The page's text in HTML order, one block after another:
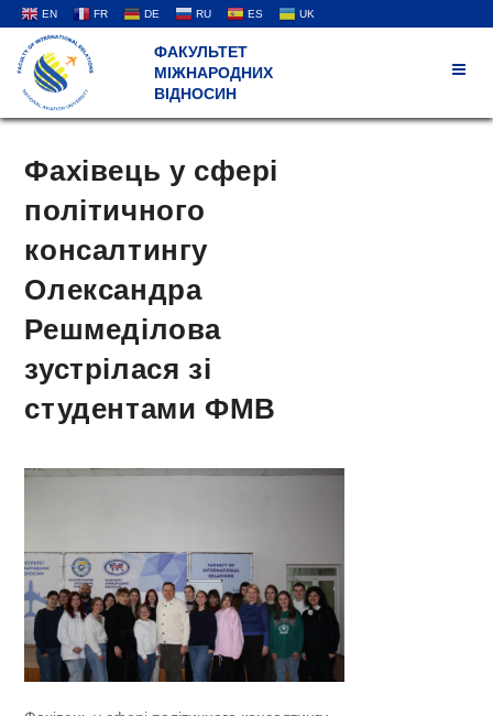
EN FR DE RU ES UK
ФАКУЛЬТЕТ
МІЖНАРОДНИХ
ВІДНОСИН
Фахівець у сфері
політичного
консалтингу
Олександра
Решмеділова
зустрілася зі
студентами ФМВ